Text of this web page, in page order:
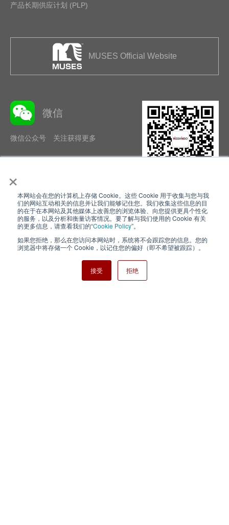
×
本网站会在您的计算机上存储 Cookie。这些 Cookie 用于收集与您与我
们的网站互动相关的信息并让我们能够记住您。我们收集这些信息的目
的在于在本网站及其他媒体上改善您的浏览体验、向您提供更具个性化
的服务，以及分析和衡量访客情况。要了解与我们使用的 Cookie 有关
的更多信息，请查看我们的“Cookie Policy”。
如果您拒绝，那么在您访问本网站时，系统将不会跟踪您的信息。您的
浏览器中将存储一个 Cookie，以记住您的偏好（即不希望被跟踪）。
接受 拒绝
产品长期供应计划 (PLP)
MUSES Official Website
微信
微信公众号 关注获得更多
隐私政策 使用条款
Cookie Policy 网站地图
Nisshinbo Holdings Inc.
Copyright ⓒ Nisshinbo Micro Devices Inc. All Rights Reserved.